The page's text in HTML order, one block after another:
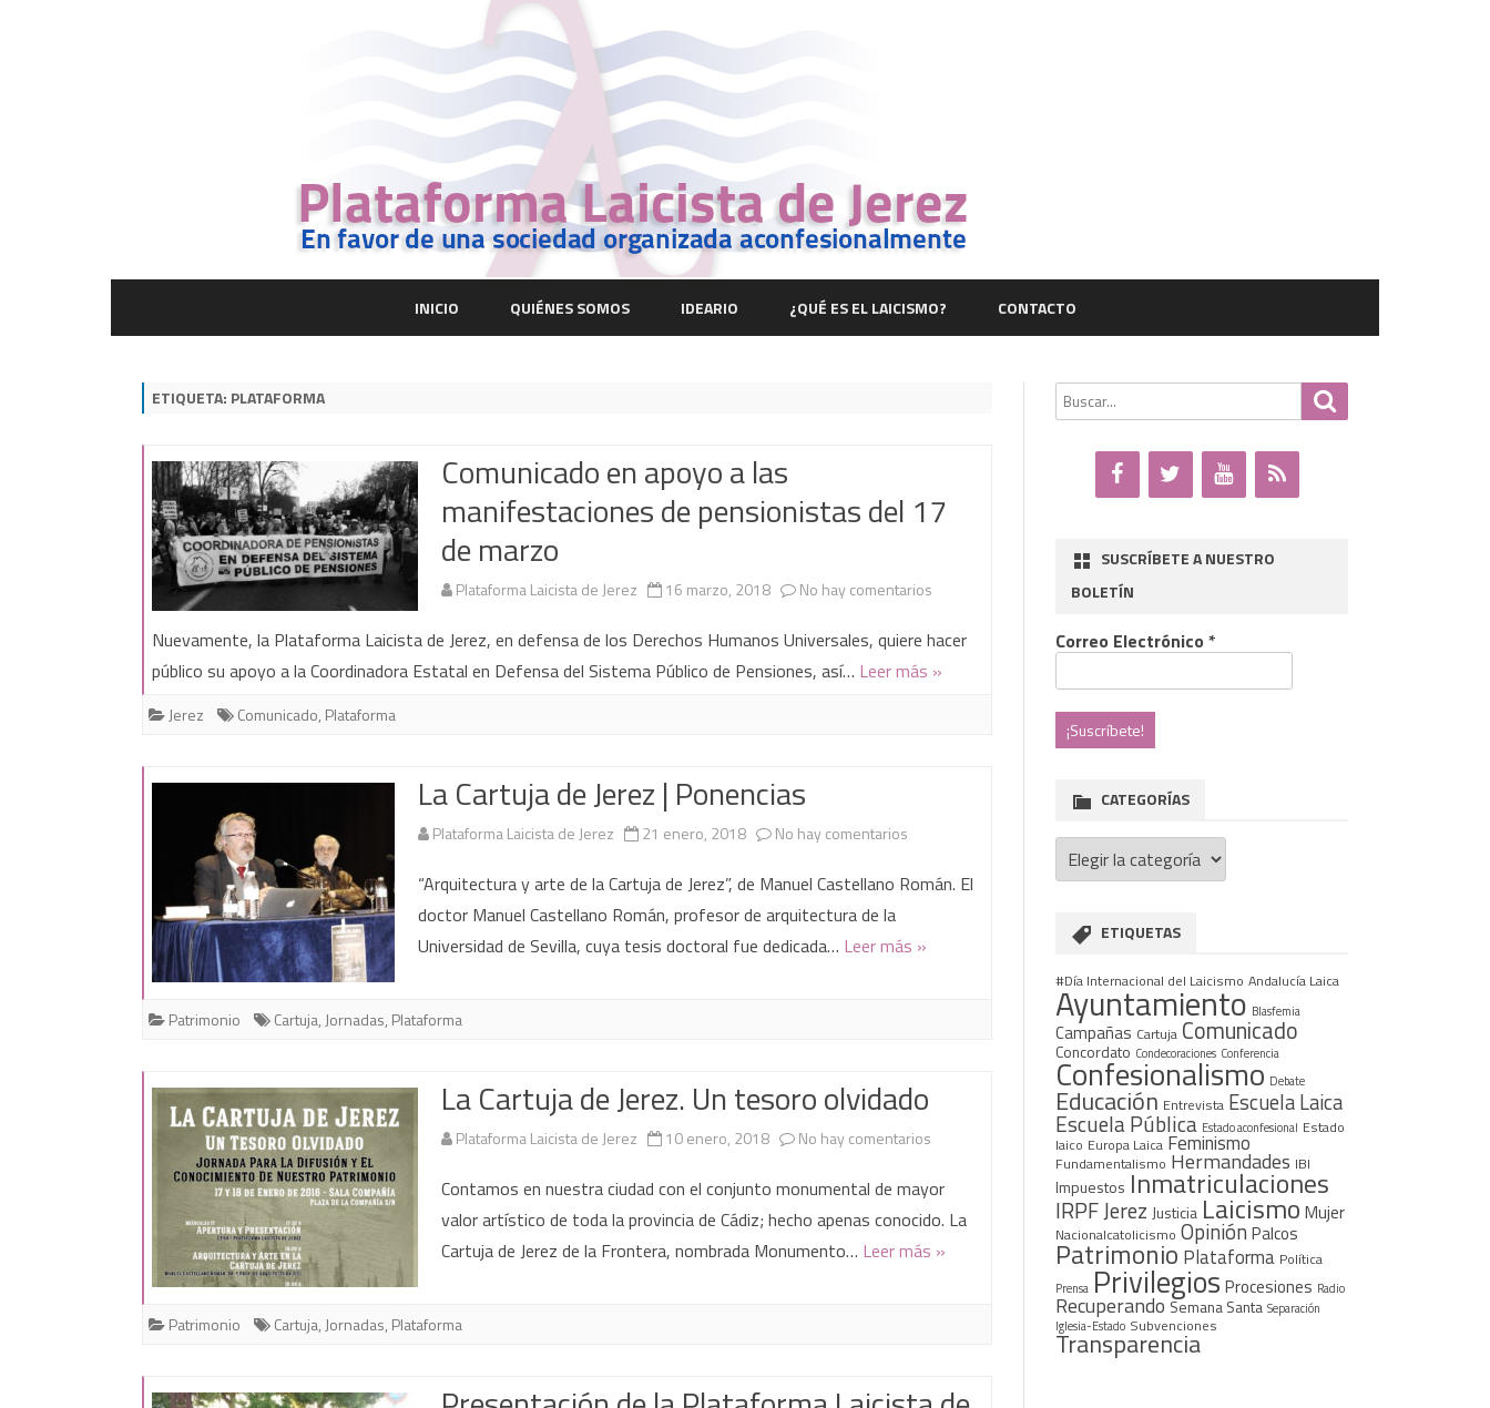
Saltar
contenido
INICIO QUIÉNES SOMOS IDEARIO ¿QUÉ ES EL LAICISMO? CONTACTO
ETIQUETA: PLATAFORMA
Comunicado en apoyo a las
manifestaciones de pensionistas del 17
de marzo
Plataforma Laicista de Jerez 16 marzo, 2018 No hay comentarios
en
Nuevamente, la Plataforma Laicista de Jerez, en defensa de los Derechos Humanos Universales, quiere hacer
público su apoyo a la Coordinadora Estatal en Defensa del Sistema Público de Pensiones, así… Leer más »
Jerez Comunicado, Plataforma
La Cartuja de Jerez | Ponencias
Plataforma Laicista de Jerez 21 enero, 2018 No hay comentarios
de
“Arquitectura y arte de la Cartuja de Jerez”, de Manuel Castellano Román. El
doctor Manuel Castellano Román, profesor de arquitectura de la
Universidad de Sevilla, cuya tesis doctoral fue dedicada… Leer más »
Patrimonio Cartuja,Jornadas, Plataforma
La Cartuja de Jerez. Un tesoro olvidado
Plataforma Laicista de Jerez 10 enero, 2018 No hay comentarios
Cartuja
de
Contamos en nuestra ciudad con el conjunto monumental de mayor
valor artístico de toda la provincia de Cádiz; hecho apenas conocido. La
Cartuja de Jerez de la Frontera, nombrada Monumento… Leer más »
Patrimonio Cartuja,Jornadas, Plataforma
Buscar
por:
SUSCRÍBETE A NUESTRO
BOLETÍN
Correo Electrónico *
CATEGORÍAS
Categorías
ETIQUETAS
#Día Internacional del Laicismo Andalucía Laica
Ayuntamiento Blasfemia
Campañas Cartuja Comunicado
Concordato Condecoraciones Conferencia
Confesionalismo Debate
Educación Entrevista Escuela Laica
Escuela Pública Estado aconfesional Estado
laico Europa Laica Feminismo
Fundamentalismo Hermandades IBI
Impuestos Inmatriculaciones
IRPFJerez Justicia Laicismo Mujer
Nacionalcatolicismo Opinión Palcos
Patrimonio Plataforma Política
Prensa Privilegios Procesiones Radio
Recuperando Semana Santa Separación
Iglesia-Estado Subvenciones
Transparencia